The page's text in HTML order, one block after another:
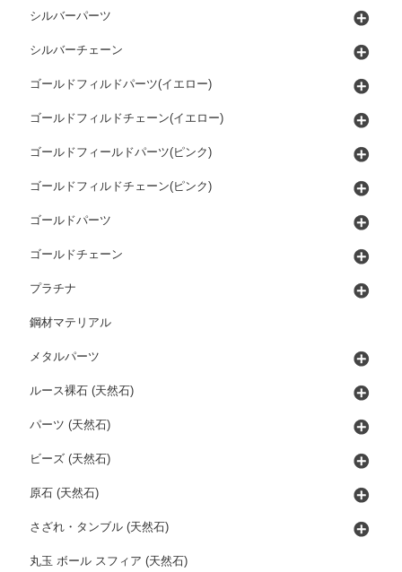
シルバーパーツ
シルバーチェーン
ゴールドフィルドパーツ(イエロー)
ゴールドフィルドチェーン(イエロー)
ゴールドフィールドパーツ(ピンク)
ゴールドフィルドチェーン(ピンク)
ゴールドパーツ
ゴールドチェーン
プラチナ
鋼材マテリアル
メタルパーツ
ルース裸石 (天然石)
パーツ (天然石)
ビーズ (天然石)
原石 (天然石)
さざれ・タンブル (天然石)
丸玉 ボール スフィア (天然石)